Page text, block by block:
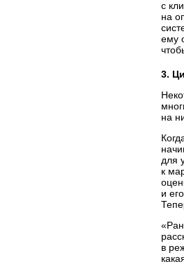
с
на
ему
3.
на
для
к
и
в